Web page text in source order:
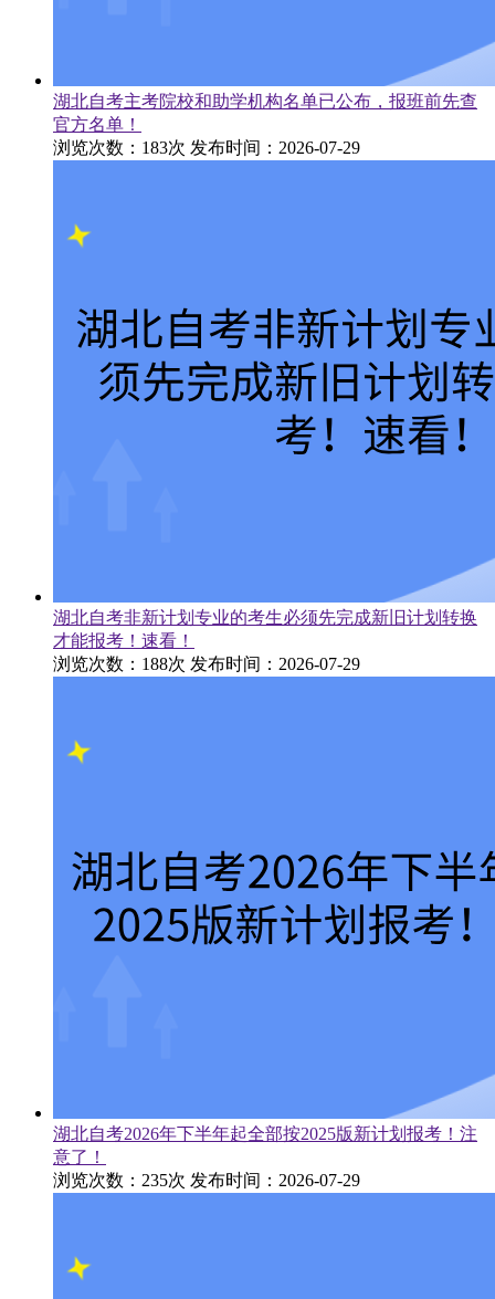
湖北自考主考院校和助学机构名单已公布，报班前先查
官方名单！
浏览次数：183次 发布时间：2026-07-29
湖北自考非新计划专业的考生必须先完成新旧计划转换
才能报考！速看！
浏览次数：188次 发布时间：2026-07-29
湖北自考2026年下半年起全部按2025版新计划报考！注
意了！
浏览次数：235次 发布时间：2026-07-29